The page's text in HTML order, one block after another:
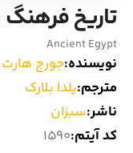
تاریخ
Ancient Egypt
نویسنده:جورج هارت
مترجم:یلدا بلارک
ناشر:سبزان
کد آیتم:1590